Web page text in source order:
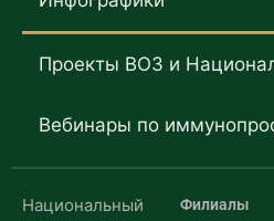
Проекты ВОЗ и
Вебинары по
Национальный
Филиалы